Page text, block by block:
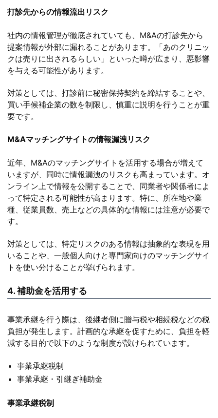
打診先からの情報流出リスク
社内の情報管理が徹底されていても、M&Aの打診先から
提案情報が外部に漏れることがあります。「あのクリニッ
クは売りに出されるらしい」といった噂が広まり、悪影響
を与える可能性があります。
対策としては、打診前に秘密保持契約を締結することや、
買い手候補企業の数を制限し、慎重に説明を行うことが重
要です。
M&Aマッチングサイトの情報漏洩リスク
近年、M&Aのマッチングサイトを活用する場合が増えて
いますが、同時に情報漏洩のリスクも高まっています。オ
ンライン上で情報を公開することで、同業者や関係者によ
って特定される可能性が高まります。特に、所在地や業
種、従業員数、売上などの具体的な情報には注意が必要で
す。
対策としては、特定リスクのある情報は抽象的な表現を用
いることや、一般個人向けと専門家向けのマッチングサイ
トを使い分けることが挙げられます。
4. 補助金を活用する
事業承継を行う際は、後継者側に贈与税や相続税などの税
負担が発生します。計画的な承継を促すために、負担を軽
減する目的で以下のような制度が設けられています。
事業承継税制
事業承継・引継ぎ補助金
事業承継税制